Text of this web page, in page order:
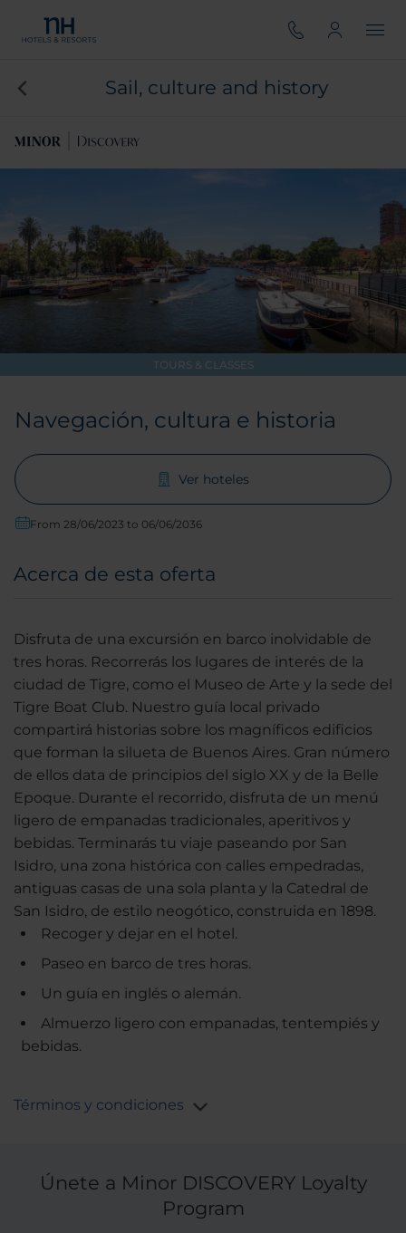
Sail, culture and history
TOURS & CLASSES
Navegación, cultura e historia
Ver hoteles
From 28/06/2023 to 06/06/2036
Acerca de esta oferta
Disfruta de una excursión en barco inolvidable de
tres horas. Recorrerás los lugares de interés de la
ciudad de Tigre, como el Museo de Arte y la sede del
Tigre Boat Club. Nuestro guía local privado
compartirá historias sobre los magníficos edificios
que forman la silueta de Buenos Aires. Gran número
de ellos data de principios del siglo XX y de la Belle
Epoque. Durante el recorrido, disfruta de un menú
ligero de empanadas tradicionales, aperitivos y
bebidas. Terminarás tu viaje paseando por San
Isidro, una zona histórica con calles empedradas,
antiguas casas de una sola planta y la Catedral de
San Isidro, de estilo neogótico, construida en 1898.
Recoger y dejar en el hotel.
Paseo en barco de tres horas.
Un guía en inglés o alemán.
Almuerzo ligero con empanadas, tentempiés y
bebidas.
Términos y condiciones
Únete a Minor DISCOVERY Loyalty
Program